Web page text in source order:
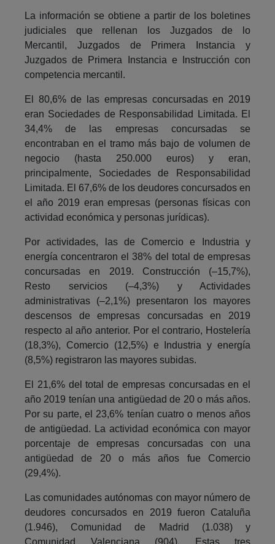
La información se obtiene a partir de los boletines
judiciales que rellenan los Juzgados de lo
Mercantil, Juzgados de Primera Instancia y
Juzgados de Primera Instancia e Instrucción con
competencia mercantil.
El 80,6% de las empresas concursadas en 2019
eran Sociedades de Responsabilidad Limitada. El
34,4% de las empresas concursadas se
encontraban en el tramo más bajo de volumen de
negocio (hasta 250.000 euros) y eran,
principalmente, Sociedades de Responsabilidad
Limitada. El 67,6% de los deudores concursados en
el año 2019 eran empresas (personas físicas con
actividad económica y personas jurídicas).
Por actividades, las de Comercio e Industria y
energía concentraron el 38% del total de empresas
concursadas en 2019. Construcción (–15,7%),
Resto servicios (–4,3%) y Actividades
administrativas (–2,1%) presentaron los mayores
descensos de empresas concursadas en 2019
respecto al año anterior. Por el contrario, Hostelería
(18,3%), Comercio (12,5%) e Industria y energía
(8,5%) registraron las mayores subidas.
El 21,6% del total de empresas concursadas en el
año 2019 tenían una antigüedad de 20 o más años.
Por su parte, el 23,6% tenían cuatro o menos años
de antigüedad. La actividad económica con mayor
porcentaje de empresas concursadas con una
antigüedad de 20 o más años fue Comercio
(29,4%).
Las comunidades autónomas con mayor número de
deudores concursados en 2019 fueron Cataluña
(1.946), Comunidad de Madrid (1.038) y
Comunidad Valenciana (904). Estas tres